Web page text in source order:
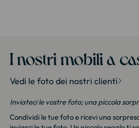
I nostri mobili a
Vedi le foto dei nostri clienti
Inviateci le vostre foto; una piccola
Condividi le tue foto e ricevi una